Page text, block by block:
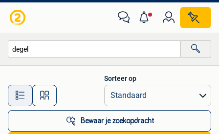
Alle afstanden…
Sorteer op
Bewaar je zoekopdracht